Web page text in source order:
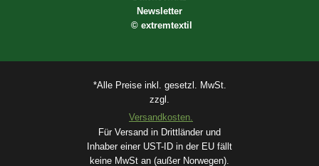
Newsletter
© extremtextil
*Alle Preise inkl. gesetzl. MwSt.
zzgl.
Versandkosten.
Für Versand in Drittländer und
Inhaber einer UST-ID in der EU fällt
keine MwSt an (außer Norwegen).